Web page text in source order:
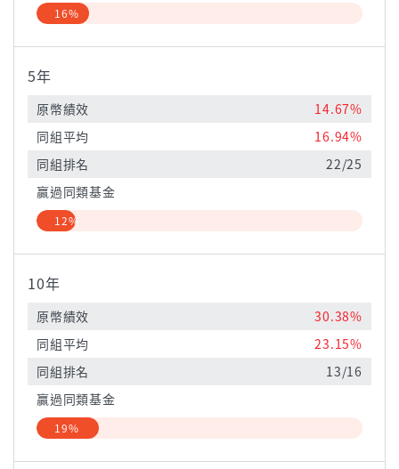
16%
5年
原幣績效
14.67%
同組平均
16.94%
同組排名
22/25
贏過同類基金
12%
10年
原幣績效
30.38%
同組平均
23.15%
同組排名
13/16
贏過同類基金
19%